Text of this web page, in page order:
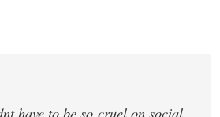
have to be so cruel on social